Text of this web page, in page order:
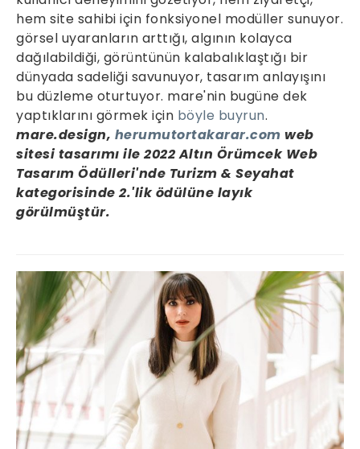
hem site sahibi için fonksiyonel modüller sunuyor.
görsel uyaranların arttığı, algının kolayca
dağılabildiği, görüntünün kalabalıklaştığı bir
dünyada sadeliği savunuyor, tasarım anlayışını
bu düzleme oturtuyor. mare'nin bugüne dek
yaptıklarını görmek için böyle buyrun.
mare.design, herumutortakarar.com web
sitesi tasarımı ile 2022 Altın Örümcek Web
Tasarım Ödülleri'nde Turizm & Seyahat
kategorisinde 2.'lik ödülüne layık
görülmüştür.